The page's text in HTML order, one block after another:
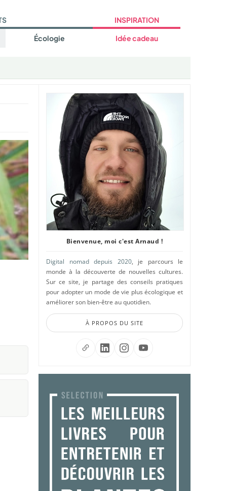
Écologie
INSPIRATION
Idée cadeau
Bienvenue, moi c'est Arnaud !
Digital nomad depuis 2020, je parcours le
monde à la découverte de nouvelles cultures.
Sur ce site, je partage des conseils pratiques
pour adopter un mode de vie plus écologique et
améliorer son bien-être au quotidien.
À PROPOS DU SITE